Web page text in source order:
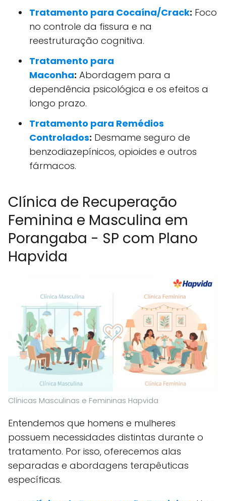
Tratamento para Cocaína/Crack: Foco
no controle da fissura e na
reestruturação cognitiva.
Tratamento para
Maconha: Abordagem para a
dependência psicológica e os efeitos a
longo prazo.
Tratamento para Remédios
Controlados: Desmame seguro de
benzodiazepínicos, opioides e outros
fármacos.
Clínica de Recuperação
Feminina e Masculina em
Porangaba - SP com Plano
Hapvida
Clínicas Masculinas e Femininas Hapvida
Entendemos que homens e mulheres
possuem necessidades distintas durante o
tratamento. Por isso, oferecemos alas
separadas e abordagens terapêuticas
específicas.